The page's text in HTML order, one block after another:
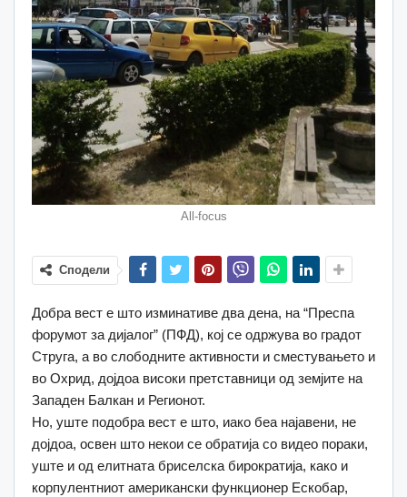
All-focus
Сподели
Добра вест е што изминативе два дена, на “Преспа
форумот за дијалог” (ПФД), кој се одржува во градот
Струга, а во слободните активности и сместувањето и
во Охрид, дојдоа високи претставници од земјите на
Западен Балкан и Регионот.
Но, уште подобра вест е што, иако беа најавени, не
дојдоа, освен што некои се обратија со видео пораки,
уште и од елитната бриселска бирократија, како и
корпулентниот американски функционер Ескобар,